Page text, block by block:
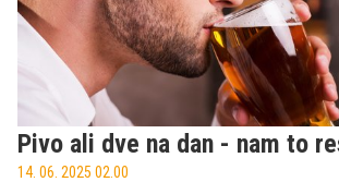
Pivo ali dve na dan - nam to
14. 06. 2025 02.00